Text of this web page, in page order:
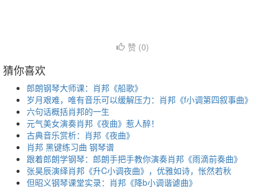
赞 (0)
猜你喜欢
郎朗钢琴大师课：肖邦《船歌》
岁月艰难，唯有音乐可以缓解压力：肖邦《f小调第四叙事曲》
六句话概括肖邦的一生
元气美女演奏肖邦《夜曲》惹人醉！
古典音乐赏析：肖邦《夜曲》
肖邦 黑键练习曲 钢琴谱
跟着郎朗学钢琴：郎朗手把手教你演奏肖邦《雨滴前奏曲》
张昊辰演绎肖邦《升C小调夜曲》，优雅如诗，怅然若秋
但昭义钢琴课堂实录：肖邦《降b小调谐谑曲》